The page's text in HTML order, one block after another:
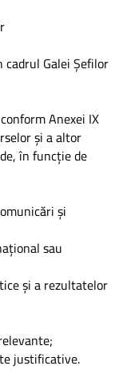
Galei Șefilor
Anexei IX
și a altor
în funcție de
și
sau
și a rezultatelor
justificative.